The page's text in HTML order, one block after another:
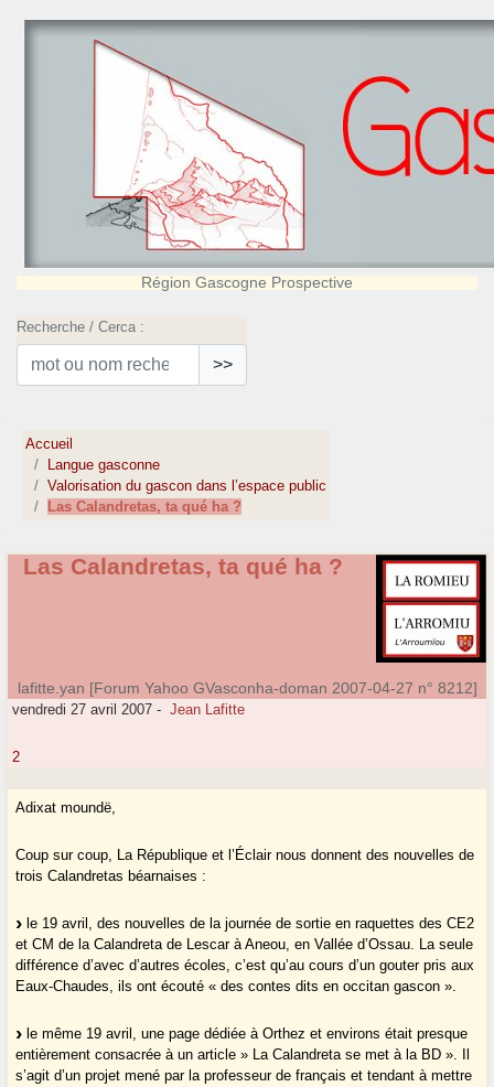
Région Gascogne Prospective
Recherche / Cerca :
>>
Accueil
Langue gasconne
Valorisation du gascon dans l’espace public
Las Calandretas, ta qué ha ?
Las Calandretas, ta qué ha ?
lafitte.yan [Forum Yahoo GVasconha-doman 2007-04-27 n° 8212]
vendredi 27 avril 2007 - Jean Lafitte
2
Adixat moundë,
Coup sur coup, La République et l’Éclair nous donnent des nouvelles de
trois Calandretas béarnaises :
le 19 avril, des nouvelles de la journée de sortie en raquettes des CE2
et CM de la Calandreta de Lescar à Aneou, en Vallée d’Ossau. La seule
différence d’avec d’autres écoles, c’est qu’au cours d’un gouter pris aux
Eaux-Chaudes, ils ont écouté « des contes dits en occitan gascon ».
le même 19 avril, une page dédiée à Orthez et environs était presque
entièrement consacrée à un article » La Calandreta se met à la BD ». Il
s’agit d’un projet mené par la professeur de français et tendant à mettre